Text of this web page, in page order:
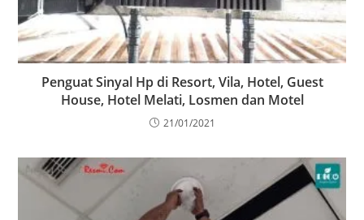
Penguat Sinyal Hp di Resort, Vila, Hotel, Guest
House, Hotel Melati, Losmen dan Motel
21/01/2021